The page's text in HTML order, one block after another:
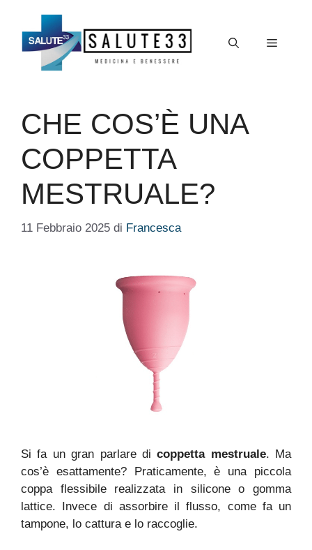
contenuto
Menu
CHE COS’È UNA
COPPETTA
MESTRUALE?
11 Febbraio 2025 di Francesca
Si fa un gran parlare dicoppetta mestruale. Ma
cos’è esattamente? Praticamente, è una piccola
coppa flessibile realizzata in silicone o gomma
lattice. Invece di assorbire il flusso, come fa un
tampone, lo cattura e lo raccoglie.